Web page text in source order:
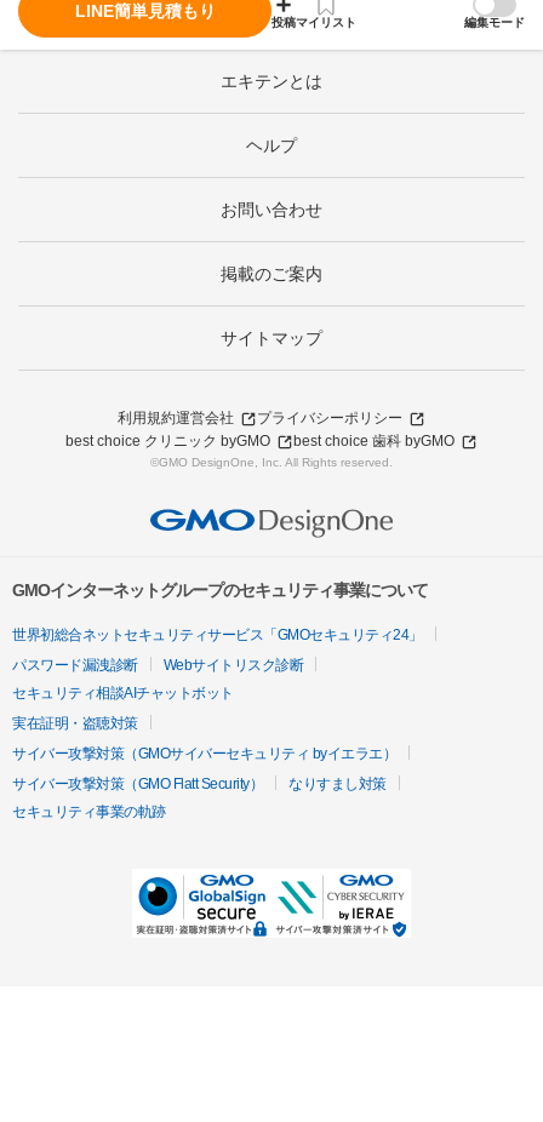
LINE簡単見積もり
投稿マイリスト 編集モード
エキテンとは
ヘルプ
お問い合わせ
掲載のご案内
サイトマップ
利用規約運営会社
プライバシーポリシー
best choice クリニック byGMO
best choice 歯科 byGMO
©GMO DesignOne, Inc. All Rights reserved.
GMOインターネットグループのセキュリティ事業について
世界初総合ネットセキュリティサービス「GMOセキュリティ24」
パスワード漏洩診断
Webサイトリスク診断
セキュリティ相談AIチャットボット
実在証明・盗聴対策
サイバー攻撃対策（GMOサイバーセキュリティ byイエラエ）
サイバー攻撃対策（GMO Flatt Security）
なりすまし対策
セキュリティ事業の軌跡